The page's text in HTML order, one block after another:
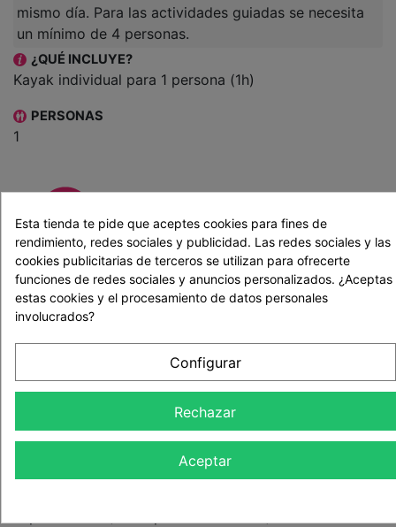
mismo día. Para las actividades guiadas se necesita
un mínimo de 4 personas.
¿QUÉ INCLUYE?
Kayak individual para 1 persona (1h)
PERSONAS
1
A partir de 8 años
DURACIÓN DE LA EXPERIENCIA
INFORMACIÓN PRÁCTICA
Cancelaciones: 48h antes de la reserva. Las reservas
siempre con 24h de antelación, nunca el mismo día.
Para las actividades guiadas se necesita un mínimo de
4 personas. Que llevar: • Bañador. • Crema solar. •
Gorra • Cinta para asegurar las gafas . • Toalla(no es
Esta tienda te pide que aceptes cookies para fines de
rendimiento, redes sociales y publicidad. Las redes sociales y las
cookies publicitarias de terceros se utilizan para ofrecerte
funciones de redes sociales y anuncios personalizados. ¿Aceptas
estas cookies y el procesamiento de datos personales
involucrados?
Configurar
Rechazar
Aceptar